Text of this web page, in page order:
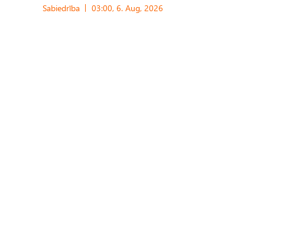
Sabiedrība 03:00, 6. Aug, 2026